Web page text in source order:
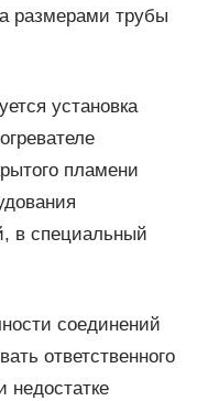
размерами трубы
установка
пламени
в специальный
соединений
ответственного
недостатке